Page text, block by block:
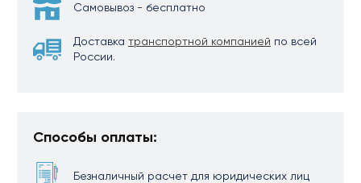
Самовывоз - бесплатно
Доставка транспортной компанией по всей
России.
Способы оплаты:
Безналичный расчет для юридических лиц